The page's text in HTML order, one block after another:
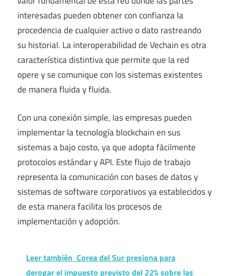
interesadas pueden obtener con confianza la
procedencia de cualquier activo o dato rastreando
su historial. La interoperabilidad de Vechain es otra
característica distintiva que permite que la red
opere y se comunique con los sistemas existentes
de manera fluida y fluida.
Con una conexión simple, las empresas pueden
implementar la tecnología blockchain en sus
sistemas a bajo costo, ya que adopta fácilmente
protocolos estándar y API. Este flujo de trabajo
representa la comunicación con bases de datos y
sistemas de software corporativos ya establecidos y
de esta manera facilita los procesos de
implementación y adopción.
Leer también Corea del Sur presiona para
derogar el impuesto previsto del 22% sobre las